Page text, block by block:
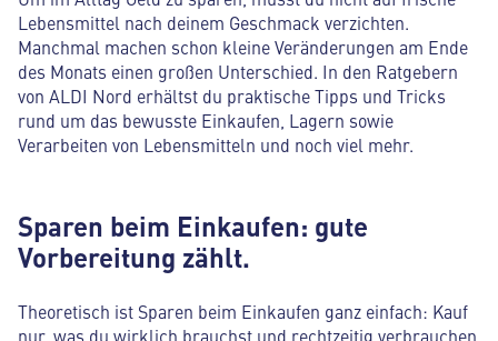
Lebensmittel nach deinem Geschmack verzichten.
Manchmal machen schon kleine Veränderungen am Ende
des Monats einen großen Unterschied. In den Ratgebern
von ALDI Nord erhältst du praktische Tipps und Tricks
rund um das bewusste Einkaufen, Lagern sowie
Verarbeiten von Lebensmitteln und noch viel mehr.
Sparen beim Einkaufen: gute
Vorbereitung zählt.
Theoretisch ist Sparen beim Einkaufen ganz einfach: Kauf
nur, was du wirklich brauchst und rechtzeitig verbrauchen